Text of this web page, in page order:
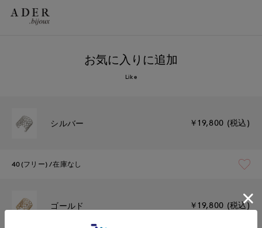
お気に入りに追加
Like
シルバー ￥19,800 (税込)
40(フリー) 在庫なし
ゴールド ￥19,800 (税込)